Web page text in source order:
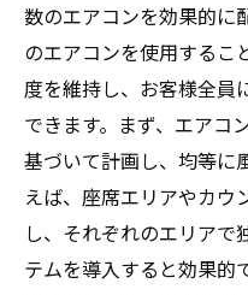
数のエアコンを効果的に
のエアコンを使用するこ
度を維持し、お客様全員
できます。まず、エアコ
基づいて計画し、均等に
えば、座席エリアやカウ
し、それぞれのエリアで
テムを導入すると効果的